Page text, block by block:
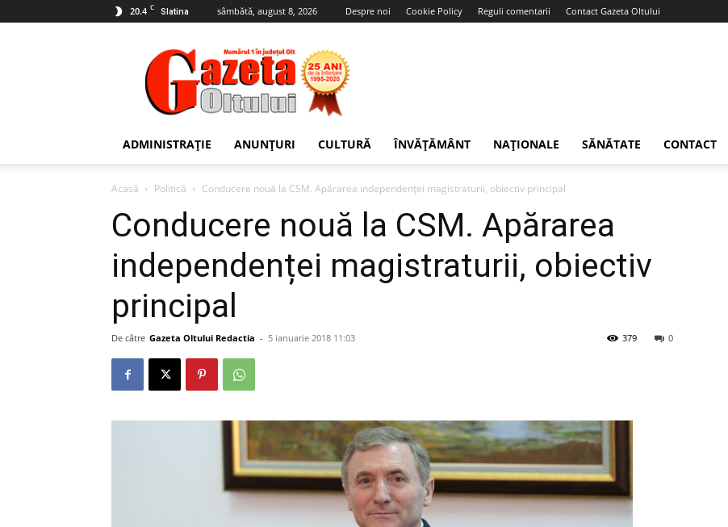
20.4 C Slatina sâmbătă, august 8, 2026 Despre noi Cookie Policy Reguli comentarii Contact Gazeta Oltului
Gazeta
Oltului
ADMINISTRAȚIE ANUNȚURI CULTURĂ ÎNVĂȚĂMÂNT NAȚIONALE SĂNĂTATE CONTACT
Acasă Politică Conducere nouă la CSM. Apărarea independenței magistraturii, obiectiv principal
Conducere nouă la CSM. Apărarea
independenței magistraturii, obiectiv
principal
De către Gazeta Oltului Redactia - 5 ianuarie 2018 11:03 0
379